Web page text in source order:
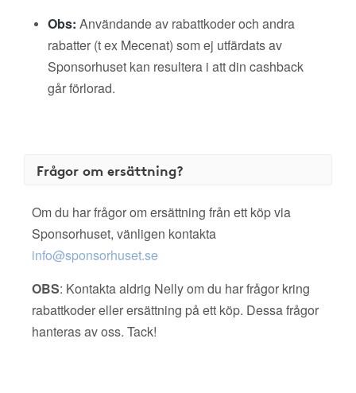
Obs: Användande av rabattkoder och andra
rabatter (t ex Mecenat) som ej utfärdats av
Sponsorhuset kan resultera i att din cashback
går förlorad.
Frågor om ersättning?
Om du har frågor om ersättning från ett köp via
Sponsorhuset, vänligen kontakta
info@sponsorhuset.se
OBS: Kontakta aldrig Nelly om du har frågor kring
rabattkoder eller ersättning på ett köp. Dessa frågor
hanteras av oss. Tack!